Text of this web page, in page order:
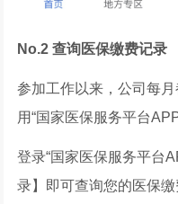
No.2 查询医保缴费记录
参加工作以来，公司每
用“国家医保服务平台
登录“国家医保服务平台
录】即可查询您的医保缴